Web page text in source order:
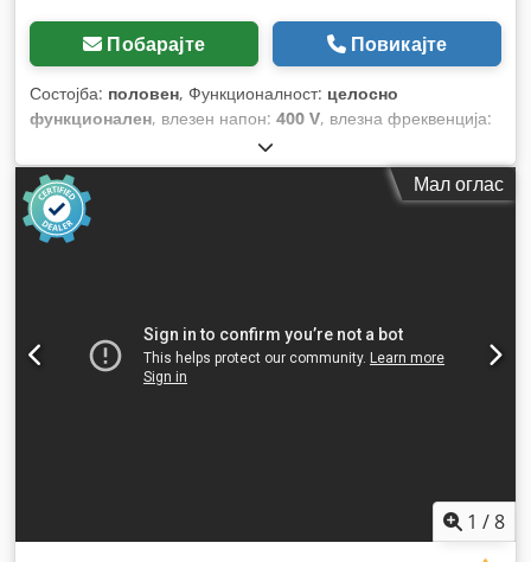
Побарајте Повикајте
Состојба: половен, Функционалност: целосно
функционален, влезен напон: 400 V, влезна фреквенција:
трифазен
ширина на сечење:1.250 мм, дијаметар на сечилото на
пила:315 мм
, прилагодување на наклонот на сечилото на
пила:45 °
отвор за пила диск:
мм
, Опрема: заштитен штит за пила,
Мал оглас
1 /8